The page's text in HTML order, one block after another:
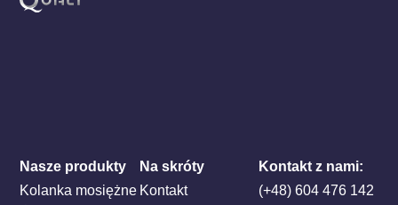
Nasze produkty
Kolanka mosiężne
Na skróty
Kontakt
Kontakt z nami:
(+48) 604 476 142